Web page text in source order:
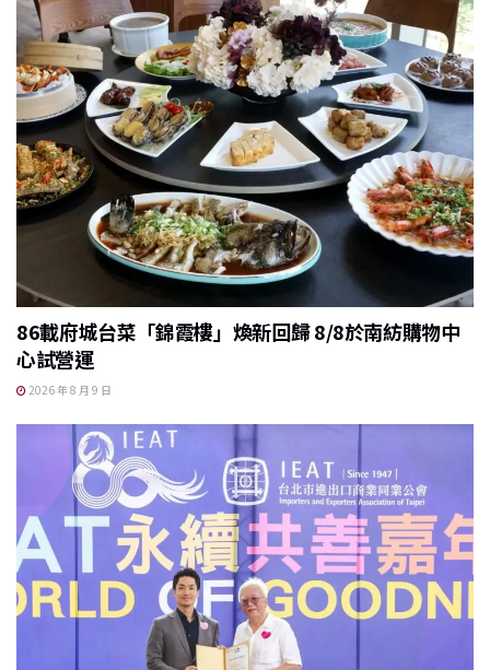
86載府城台菜「錦霞樓」煥新回歸 8/8於南紡購物中
心試營運
2026 年 8 月 9 日